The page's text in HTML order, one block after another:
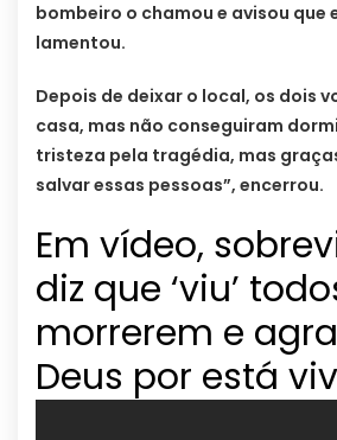
bombeiro o chamou e avisou que
lamentou.
Depois de deixar o local, os dois
casa, mas não conseguiram
tristeza pela tragédia, mas
salvar essas pessoas”, encerrou.
Em vídeo,
diz que ‘viu’
morrerem e
Deus por está